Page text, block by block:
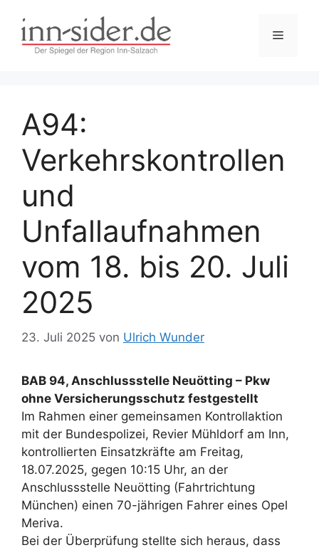
Inhalt
springen
Menü
A94:
Verkehrskontrollen
und
Unfallaufnahmen
vom 18. bis 20. Juli
2025
23. Juli 2025 von Ulrich Wunder
BAB 94, Anschlussstelle Neuötting – Pkw
ohne Versicherungsschutz festgestellt
Im Rahmen einer gemeinsamen Kontrollaktion
mit der Bundespolizei, Revier Mühldorf am Inn,
kontrollierten Einsatzkräfte am Freitag,
18.07.2025, gegen 10:15 Uhr, an der
Anschlussstelle Neuötting (Fahrtrichtung
München) einen 70-jährigen Fahrer eines Opel
Meriva.
Bei der Überprüfung stellte sich heraus, dass